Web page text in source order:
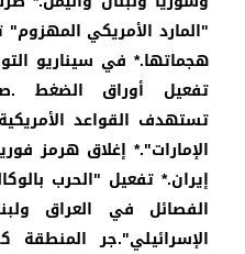
"المارد الأمريكي
هجماتها.* في سيناريو
تفعيل أوراق الضغط
تستهدف القواعد
الإمارات".* إغلاق هرمز
إيران.* تفعيل "الحرب
الفصائل في العراق
الإسرائيلي".جر